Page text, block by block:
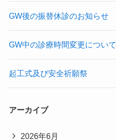
GW後の振替休診のお知らせ
GW中の診療時間変更について
起工式及び安全祈願祭
アーカイブ
2026年6月